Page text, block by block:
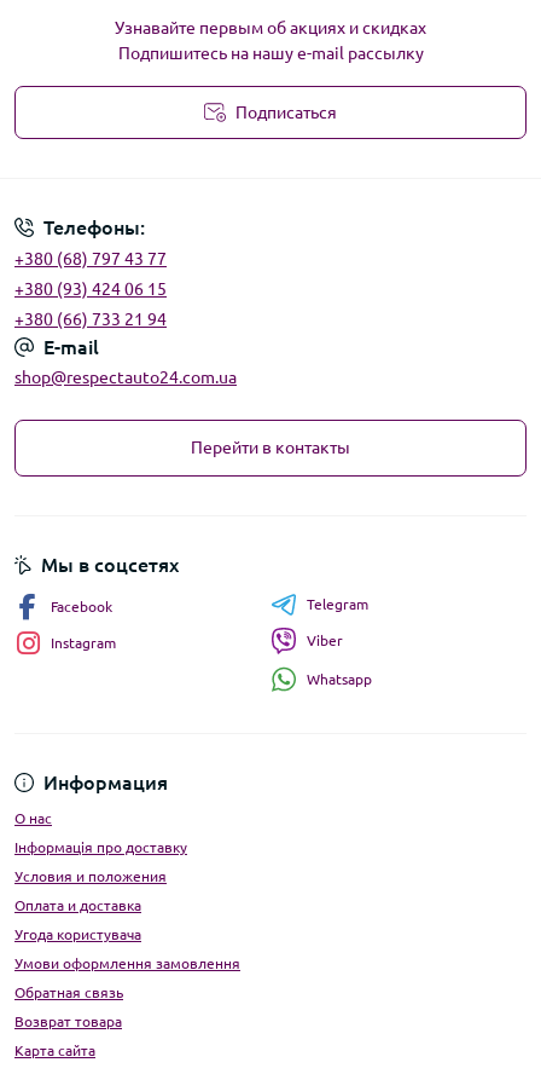
Узнавайте первым об акциях и скидках
Подпишитесь на нашу e-mail рассылку
Подписаться
Телефоны:
+380 (68) 797 43 77
+380 (93) 424 06 15
+380 (66) 733 21 94
E-mail
shop@respectauto24.com.ua
Перейти в контакты
Информация
О нас
Інформація про доставку
Условия и положения
Оплата и доставка
Угода користувача
Умови оформлення замовлення
Обратная связь
Возврат товара
Карта сайта
Мы в соцсетях
Facebook
Instagram
Telegram
Viber
Whatsapp